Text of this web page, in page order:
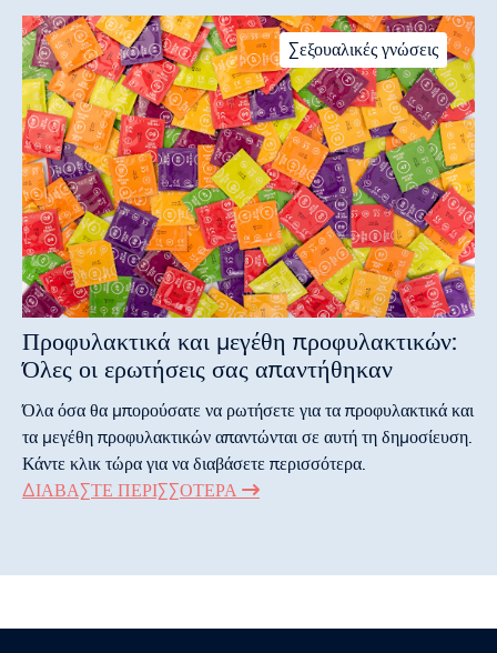
Σεξουαλικές γνώσεις
Προφυλακτικά και μεγέθη προφυλακτικών:
Όλες οι ερωτήσεις σας απαντήθηκαν
Όλα όσα θα μπορούσατε να ρωτήσετε για τα προφυλακτικά και
τα μεγέθη προφυλακτικών απαντώνται σε αυτή τη δημοσίευση.
Κάντε κλικ τώρα για να διαβάσετε περισσότερα.
ΔΙΑΒΆΣΤΕ ΠΕΡΙΣΣΌΤΕΡΑ